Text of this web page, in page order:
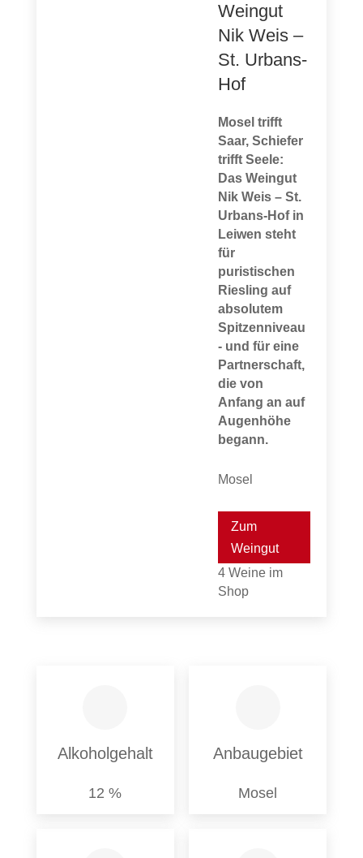
Weingut
Nik Weis –
St. Urbans-
Hof
Mosel trifft
Saar, Schiefer
trifft Seele:
Das Weingut
Nik Weis – St.
Urbans-Hof in
Leiwen steht
für
puristischen
Riesling auf
absolutem
Spitzenniveau
- und für eine
Partnerschaft,
die von
Anfang an auf
Augenhöhe
begann.
Mosel
Zum
Weingut
4 Weine im
Shop
Alkoholgehalt
12 %
Anbaugebiet
Mosel